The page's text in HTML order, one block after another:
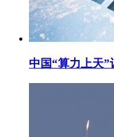
中国“算力上天”